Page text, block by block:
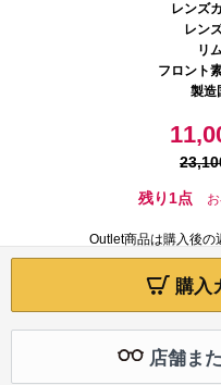
レンズ
レン
リ
フロント
製造
残り1点
Outlet商品は購入後の
購入
店舗ま